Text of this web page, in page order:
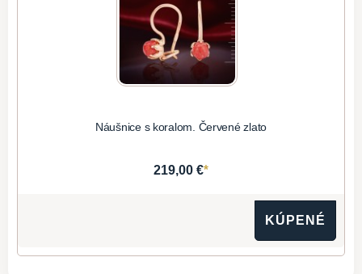
Náušnice s koralom. Červené zlato
219,00 €*
KÚPENÉ